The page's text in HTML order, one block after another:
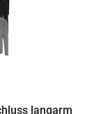
langarm